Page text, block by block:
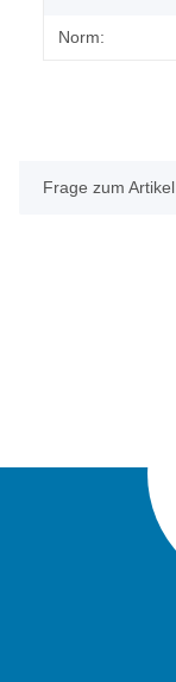
Norm:
Frage zum Artikel